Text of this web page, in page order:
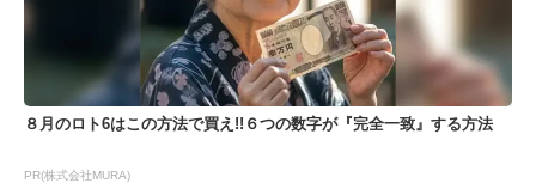
８月のロト6はこの方法で買え!!６つの数字が『完全一致』する方法
PR(株式会社MURA)